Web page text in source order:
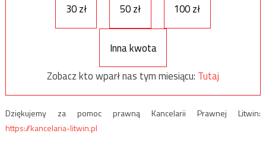
30 zł
50 zł 100 zł
Inna kwota
Zobacz kto wparł nas tym miesiącu: Tutaj
Dziękujemy za pomoc prawną Kancelarii Prawnej Litwin:
https://kancelaria-litwin.pl